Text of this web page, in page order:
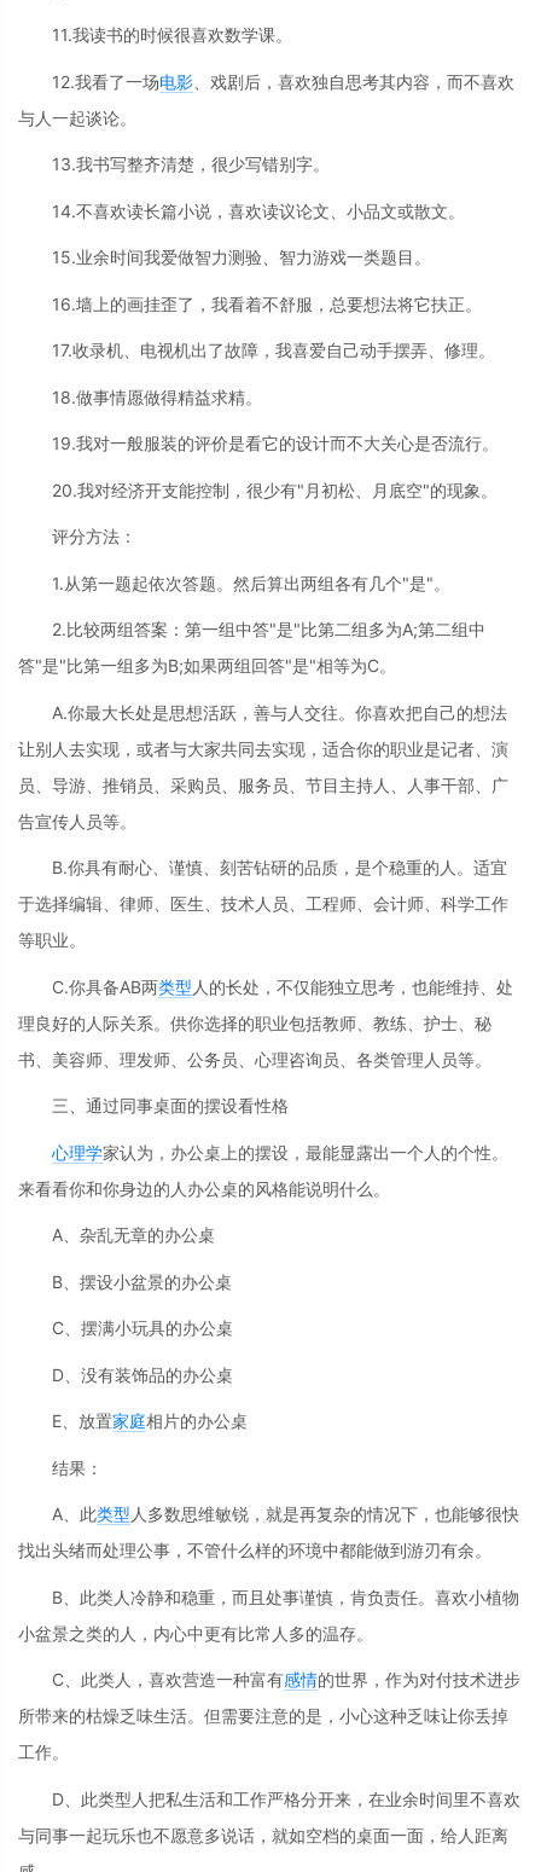
11.我读书的时候很喜欢数学课。
12.我看了一场电影 、戏剧后，喜欢独自思考其内容，而不喜欢
与人一起谈论。
13.我书写整齐清楚，很少写错别字。
14.不喜欢读长篇小说，喜欢读议论文、小品文或散文。
15.业余时间我爱做智力测验、智力游戏一类题目。
16.墙上的画挂歪了，我看着不舒服，总要想法将它扶正。
17.收录机、电视机出了故障，我喜爱自己动手摆弄、修理。
18.做事情愿做得精益求精。
19.我对一般服装的评价是看它的设计而不大关心是否流行。
20.我对经济开支能控制，很少有"月初松、月底空"的现象。
评分方法：
1.从第一题起依次答题。然后算出两组各有几个"是"。
2.比较两组答案：第一组中答"是"比第二组多为A;第二组中
答"是"比第一组多为B;如果两组回答"是"相等为C。
A.你最大长处是思想活跃，善与人交往。你喜欢把自己的想法
让别人去实现，或者与大家共同去实现，适合你的职业是记者、演
员、导游、推销员、采购员、服务员、节目主持人、人事干部、广
告宣传人员等。
B.你具有耐心、谨慎、刻苦钻研的品质，是个稳重的人。适宜
于选择编辑、律师、医生、技术人员、工程师、会计师、科学工作
等职业。
C.你具备AB两类型 人的长处，不仅能独立思考，也能维持、处
理良好的人际关系。供你选择的职业包括教师、教练、护士、秘
书、美容师、理发师、公务员、心理咨询员、各类管理人员等。
三、通过同事桌面的摆设看性格
心理学家认为，办公桌上的摆设，最能显露出一个人的个性。
来看看你和你身边的人办公桌的风格能说明什么。
A、杂乱无章的办公桌
B、摆设小盆景的办公桌
C、摆满小玩具的办公桌
D、没有装饰品的办公桌
E、放置家庭相片的办公桌
结果：
A、此类型 人多数思维敏锐，就是再复杂的情况下，也能够很快
找出头绪而处理公事，不管什么样的环境中都能做到游刃有余。
B、此类人冷静和稳重，而且处事谨慎，肯负责任。喜欢小植物
小盆景之类的人，内心中更有比常人多的温存。
C、此类人，喜欢营造一种富有感情的世界，作为对付技术进步
所带来的枯燥乏味生活。但需要注意的是，小心这种乏味让你丢掉
工作。
D、此类型人把私生活和工作严格分开来，在业余时间里不喜欢
与同事一起玩乐也不愿意多说话，就如空档的桌面一面，给人距离